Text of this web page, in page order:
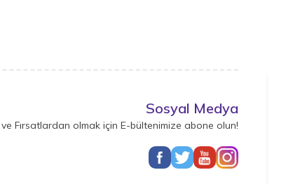
Sosyal Medya
Fırsatlardan olmak için E-bültenimize abone olun!